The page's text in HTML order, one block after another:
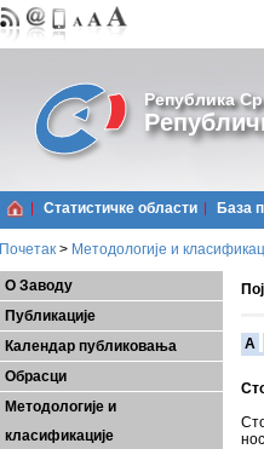
Република
Статистичке области Базa
Почетак > Методологије и
О Заводу
Публикације
Календар публиковања
Обрасци
Методологије и
класификације
A